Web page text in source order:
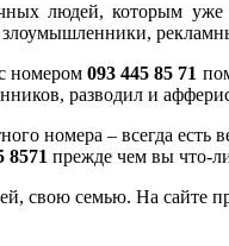
людей, которым уже
номером 093 445 85 71
разводил и
номера – всегда
8571 прежде чем вы что-
свою семью. На сайте